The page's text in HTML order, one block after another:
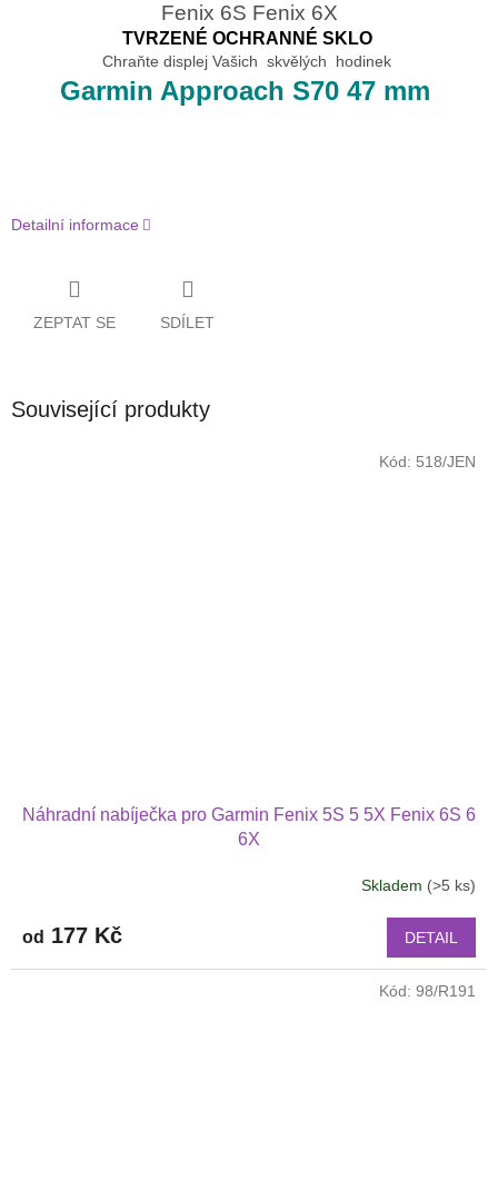
Fenix 6S Fenix 6X
TVRZENÉ OCHRANNÉ SKLO
Chraňte displej Vašich skvělých hodinek
Garmin Approach S70 47 mm
Detailní informace
ZEPTAT SE SDÍLET
Související produkty
Náhradní nabíječka pro Garmin Fenix 5S 5 5X Fenix 6S 6
6X
Skladem (>5 ks)
od 177 Kč DETAIL
Kód: 518/JEN
Kód: 98/R191